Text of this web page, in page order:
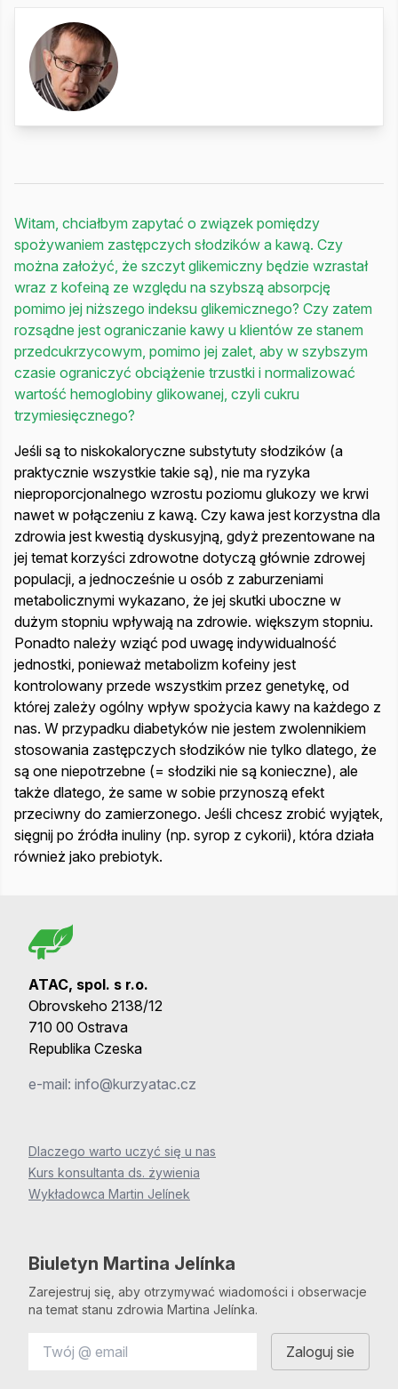
Witam, chciałbym zapytać o związek pomiędzy
spożywaniem zastępczych słodzików a kawą. Czy
można założyć, że szczyt glikemiczny będzie wzrastał
wraz z kofeiną ze względu na szybszą absorpcję
pomimo jej niższego indeksu glikemicznego? Czy zatem
rozsądne jest ograniczanie kawy u klientów ze stanem
przedcukrzycowym, pomimo jej zalet, aby w szybszym
czasie ograniczyć obciążenie trzustki i normalizować
wartość hemoglobiny glikowanej, czyli cukru
trzymiesięcznego?
Jeśli są to niskokaloryczne substytuty słodzików (a
praktycznie wszystkie takie są), nie ma ryzyka
nieproporcjonalnego wzrostu poziomu glukozy we krwi
nawet w połączeniu z kawą. Czy kawa jest korzystna dla
zdrowia jest kwestią dyskusyjną, gdyż prezentowane na
jej temat korzyści zdrowotne dotyczą głównie zdrowej
populacji, a jednocześnie u osób z zaburzeniami
metabolicznymi wykazano, że jej skutki uboczne w
dużym stopniu wpływają na zdrowie. większym stopniu.
Ponadto należy wziąć pod uwagę indywidualność
jednostki, ponieważ metabolizm kofeiny jest
kontrolowany przede wszystkim przez genetykę, od
której zależy ogólny wpływ spożycia kawy na każdego z
nas. W przypadku diabetyków nie jestem zwolennikiem
stosowania zastępczych słodzików nie tylko dlatego, że
są one niepotrzebne (= słodziki nie są konieczne), ale
także dlatego, że same w sobie przynoszą efekt
przeciwny do zamierzonego. Jeśli chcesz zrobić wyjątek,
sięgnij po źródła inuliny (np. syrop z cykorii), która działa
również jako prebiotyk.
ATAC, spol. s r.o.
Obrovskeho 2138/12
710 00 Ostrava
Republika Czeska
e-mail: info@kurzyatac.cz
Dlaczego warto uczyć się u nas
Kurs konsultanta ds. żywienia
Wykładowca Martin Jelínek
Biuletyn Martina Jelínka
Zarejestruj się, aby otrzymywać wiadomości i obserwacje
na temat stanu zdrowia Martina Jelínka.